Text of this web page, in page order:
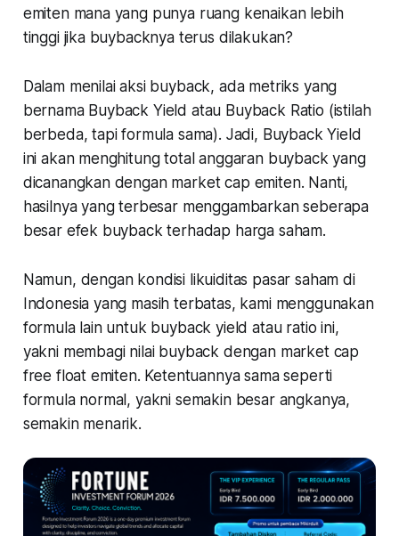
emiten mana yang punya ruang kenaikan lebih
tinggi jika buybacknya terus dilakukan?
Dalam menilai aksi buyback, ada metriks yang
bernama Buyback Yield atau Buyback Ratio (istilah
berbeda, tapi formula sama). Jadi, Buyback Yield
ini akan menghitung total anggaran buyback yang
dicanangkan dengan market cap emiten. Nanti,
hasilnya yang terbesar menggambarkan seberapa
besar efek buyback terhadap harga saham.
Namun, dengan kondisi likuiditas pasar saham di
Indonesia yang masih terbatas, kami menggunakan
formula lain untuk buyback yield atau ratio ini,
yakni membagi nilai buyback dengan market cap
free float emiten. Ketentuannya sama seperti
formula normal, yakni semakin besar angkanya,
semakin menarik.